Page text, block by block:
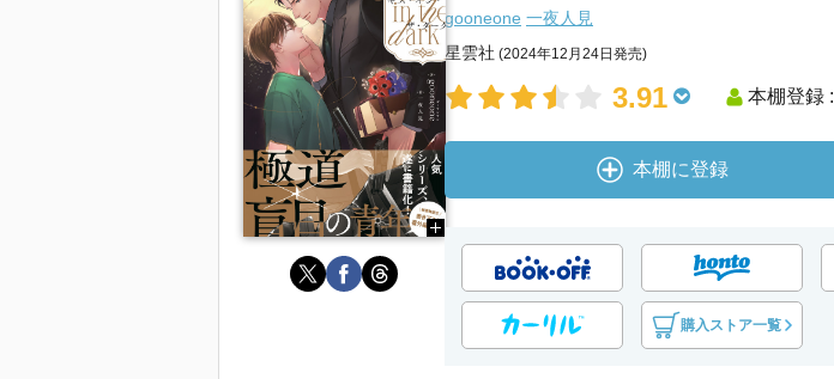
gooneone 一夜人見
星雲社 (2024年12月24日発売)
3.91 本棚登録 :
本棚に登録
購入ストア一覧